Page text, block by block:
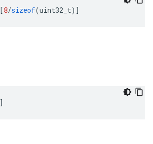
[8/sizeof(uint32_t)]
]